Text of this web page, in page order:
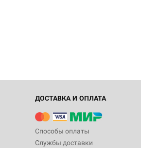
ДОСТАВКА И ОПЛАТА
Способы оплаты
Службы доставки